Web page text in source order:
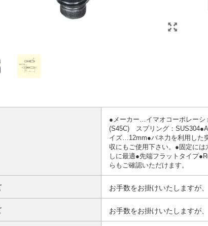
●メーカー…イマオコーポレー
(S45C) スプリング：
イズ…12mm●バネ力を利用した
収にもご使用下さい。●固定に
しに最適●先端フラットタイプ
らもご確認いただけます。
お手数をお掛けいたしますが
お手数をお掛けいたしますが